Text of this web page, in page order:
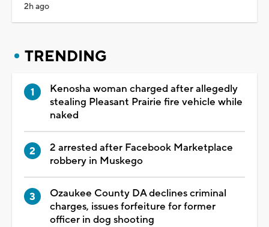
2h ago
TRENDING
Kenosha woman charged after allegedly
stealing Pleasant Prairie fire vehicle while
naked
2 arrested after Facebook Marketplace
robbery in Muskego
Ozaukee County DA declines criminal
charges, issues forfeiture for former
officer in dog shooting